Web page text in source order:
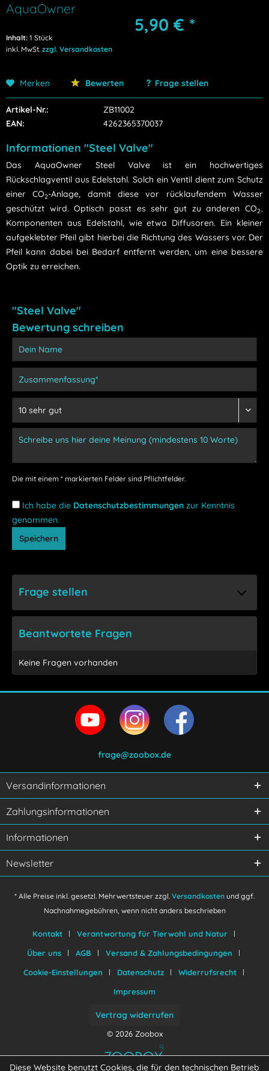
AquaOwner
5,90 € *
Inhalt: 1 Stück
inkl. MwSt. zzgl. Versandkosten
Merken Bewerten Frage stellen
Artikel-Nr.:
ZB11002
EAN:
4262365370037
Informationen "Steel Valve"
Das AquaOwner Steel Valve ist ein hochwertiges
Rückschlagventil aus Edelstahl. Solch ein Ventil dient zum Schutz
einer CO2-Anlage, damit diese vor rücklaufendem Wasser
geschützt wird. Optisch passt es sehr gut zu anderen CO2-
Komponenten aus Edelstahl, wie etwa Diffusoren. Ein kleiner
aufgeklebter Pfeil gibt hierbei die Richtung des Wassers vor. Der
Pfeil kann dabei bei Bedarf entfernt werden, um eine bessere
Optik zu erreichen.
"Steel Valve"
Bewertung schreiben
Die mit einem * markierten Felder sind Pflichtfelder.
Ich habe die Datenschutzbestimmungen zur Kenntnis
genommen.
Speichern
Frage stellen
Ich habe die
verstanden und stimme zu.
Mit * gekennzeichnete Felder sind Pflichtfelder.
Senden
Beantwortete Fragen
Keine Fragen vorhanden
frage@zoobox.de
Versandinformationen
Zahlungsinformationen
Informationen
Newsletter
* Alle Preise inkl. gesetzl. Mehrwertsteuer zzgl. Versandkosten und ggf.
Nachnahmegebühren, wenn nicht anders beschrieben
Kontakt
Verantwortung für Tierwohl und Natur
Über uns
AGB
Versand & Zahlungsbedingungen
Cookie-Einstellungen
Datenschutz
Widerrufsrecht
Impressum
Vertrag widerrufen
© 2026 Zoobox
Diese Website benutzt Cookies, die für den technischen Betrieb